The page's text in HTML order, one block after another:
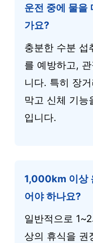
운전 중에 물을
가요?
충분한 수분 섭
를 예방하고,
니다. 특히 장
막고 신체 기능
입니다.
1,000km 이상
어야 하나요?
일반적으로
상의 휴식을 권